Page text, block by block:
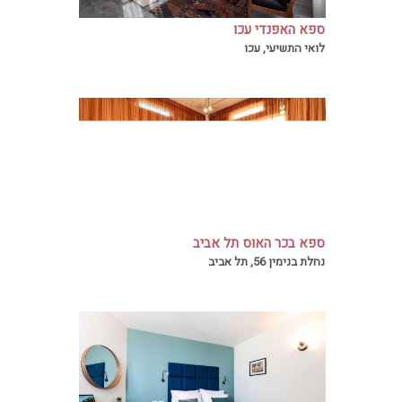
חווית ספא מושלמת בספא במלון האפנדי עם
טיפולים ועיסוים מפנקים המתבצעים על ידי
ספא האפנדי עכו
לואי התשיעי, עכו
בספא בכר האוס תוכלו ליהנות מחופשת ספא
מדהימה עם אווירה שלווה ומרגיעה.
ספא בכר האוס תל אביב
נחלת בנימין 56, תל אביב